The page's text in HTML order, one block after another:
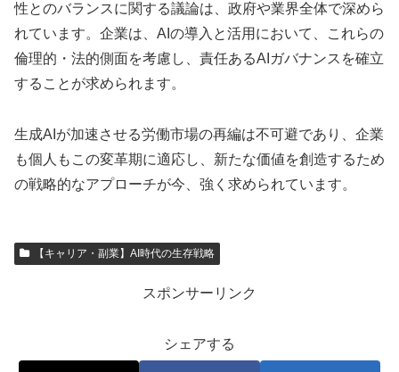
性とのバランスに関する議論は、政府や業界全体で深めら
れています。企業は、AIの導入と活用において、これらの
倫理的・法的側面を考慮し、責任あるAIガバナンスを確立
することが求められます。
生成AIが加速させる労働市場の再編は不可避であり、企業
も個人もこの変革期に適応し、新たな価値を創造するため
の戦略的なアプローチが今、強く求められています。
【キャリア・副業】AI時代の生存戦略
スポンサーリンク
シェアする